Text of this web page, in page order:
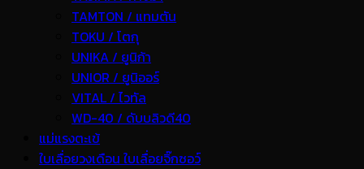
TAMTON / แทมตัน
TOKU / โตกุ
UNIKA / ยูนิก้า
UNIOR / ยูนิออร์
VITAL / ไวทัล
WD-40 / ดับบลิวดี40
แม่แรงตะเข้
ใบเลื่อยวงเดือน ใบเลื่อยจิ๊กซอว์